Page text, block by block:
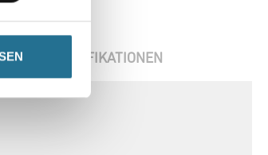
SPEZIFIKATIONEN